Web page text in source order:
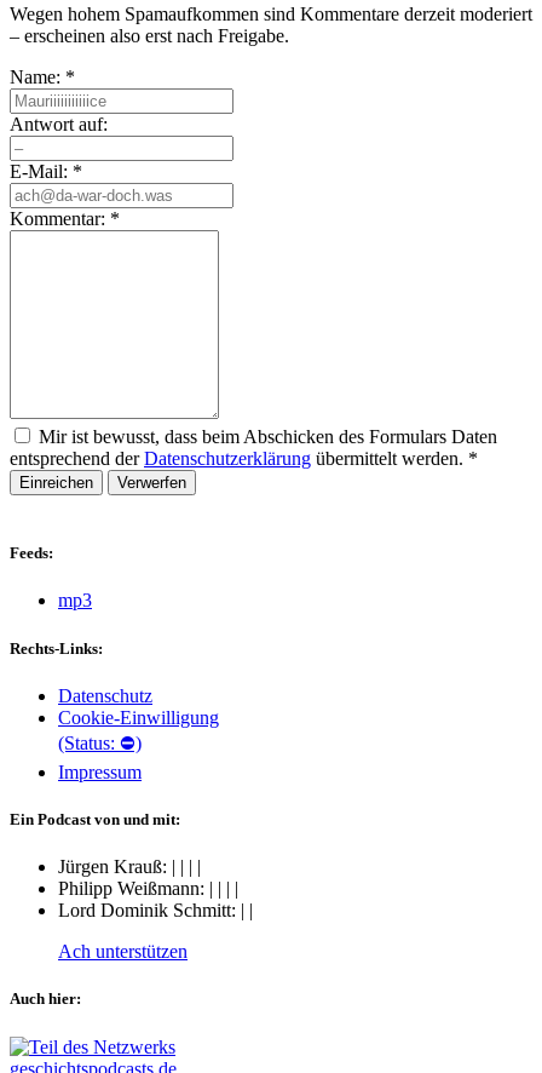
Wegen hohem Spamaufkommen sind Kommentare derzeit moderiert
– erscheinen also erst nach Freigabe.
Name: *
Antwort auf:
E-Mail: *
Kommentar: *
Mir ist bewusst, dass beim Abschicken des Formulars Daten
entsprechend derDatenschutzerklärung übermittelt werden. *
Einreichen Verwerfen
Feeds:
mp3
Rechts-Links:
Datenschutz
Cookie-Einwilligung
(Status: ⛔)
Impressum
Ein Podcast von und mit:
Jürgen Krauß: | | | |
Philipp Weißmann: | | | |
Lord Dominik Schmitt: | |
Ach unterstützen
Auch hier: